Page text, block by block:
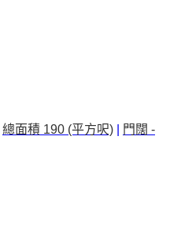
總面積 190 (平方呎)
門闊 -